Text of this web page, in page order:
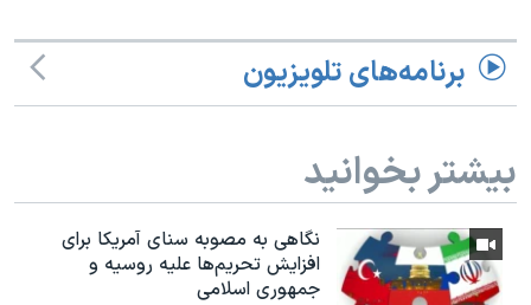
برنامه‌های تلویزیون
بیشتر بخوانید
نگاهی به مصوبه سنای آمریکا برای
افزایش تحریم‌ها علیه روسیه و
جمهوری اسلامی